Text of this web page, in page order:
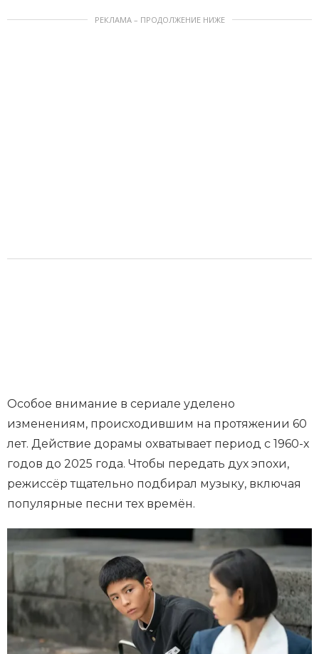
РЕКЛАМА – ПРОДОЛЖЕНИЕ НИЖЕ
Особое внимание в сериале уделено
изменениям, происходившим на протяжении 60
лет. Действие дорамы охватывает период с 1960-х
годов до 2025 года. Чтобы передать дух эпохи,
режиссёр тщательно подбирал музыку, включая
популярные песни тех времён.